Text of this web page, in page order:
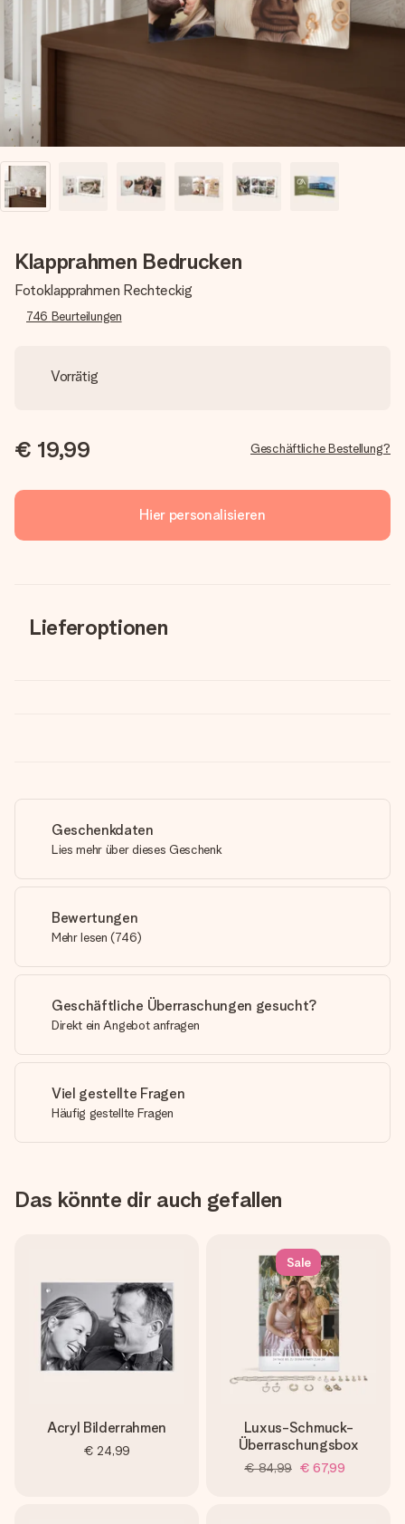
Erstelle etwas Einzigartiges in wenigen Schritten – mit
ihrem Namen, deinem Foto oder einer Nachricht von
Herzen. Kein Stress, nur pure Liebe für den perfekten
Moment.
Klapprahmen Bedrucken
Fotoklapprahmen Rechteckig
746 Beurteilungen
Vorrätig
€ 19,99 Geschäftliche Bestellung?
Hier personalisieren
Lieferoptionen
Geschenkdaten
Lies mehr über dieses Geschenk
Bewertungen
Mehr lesen (746)
Geschäftliche Überraschungen gesucht?
Direkt ein Angebot anfragen
Viel gestellte Fragen
Häufig gestellte Fragen
Das könnte dir auch gefallen
Acryl Bilderrahmen
€ 24,99
Sale
Luxus-Schmuck-
Überraschungsbox
€ 84,99 € 67,99